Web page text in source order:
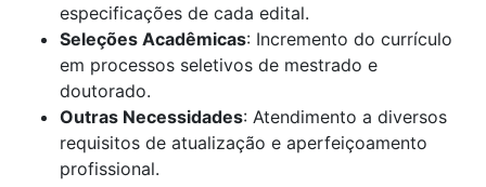
especificações de cada edital.
Seleções Acadêmicas: Incremento do currículo
em processos seletivos de mestrado e
doutorado.
Outras Necessidades: Atendimento a diversos
requisitos de atualização e aperfeiçoamento
profissional.